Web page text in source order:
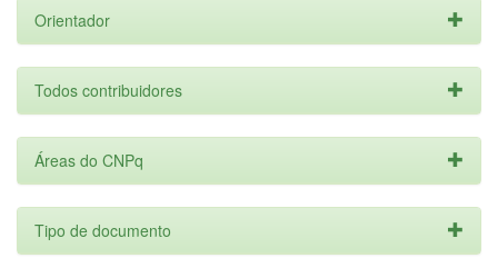
Orientador
Todos contribuidores
Áreas do CNPq
Tipo de documento